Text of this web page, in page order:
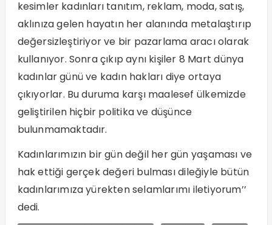
kesimler kadınları tanıtım, reklam, moda, satış,
aklınıza gelen hayatın her alanında metalaştırıp
değersizleştiriyor ve bir pazarlama aracı olarak
kullanıyor. Sonra çıkıp aynı kişiler 8 Mart dünya
kadınlar günü ve kadın hakları diye ortaya
çıkıyorlar. Bu duruma karşı maalesef ülkemizde
geliştirilen hiçbir politika ve düşünce
bulunmamaktadır.
Kadınlarımızın bir gün değil her gün yaşaması ve
hak ettiği gerçek değeri bulması dileğiyle bütün
kadınlarımıza yürekten selamlarımı iletiyorum’’
dedi.